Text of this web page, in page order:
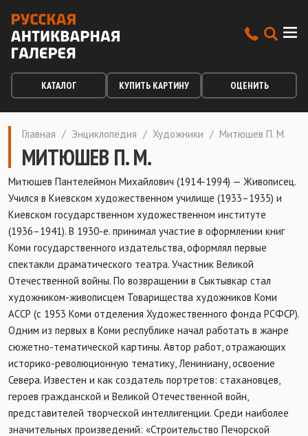
КАТАЛОГ КУПИТЬ КАРТИНУ ОЦЕНИТЬ
Главная / Энциклопедия / Художники / Митюшев П. М.
МИТЮШЕВ П. М.
Митюшев Пантелеймон Михайлович (1914-1994) — Живописец.
Учился в Киевском художественном училище (1933–1935) и
Киевском государственном художественном институте
(1936–1941). В 1930-е. принимал участие в оформлении книг
Коми государственного издательства, оформлял первые
спектакли драматического театра. Участник Великой
Отечественной войны. По возвращении в Сыктывкар стал
художником-живописцем Товарищества художников Коми
АССР (с 1953 Коми отделения Художественного фонда РСФСР).
Одним из первых в Коми республике начал работать в жанре
сюжетно-тематической картины. Автор работ, отражающих
историко-революционную тематику, Лениниану, освоение
Севера. Известен и как создатель портретов: стахановцев,
героев гражданской и Великой Отечественной войн,
представителей творческой интеллигенции. Среди наиболее
значительных произведений: «Строительство Печорской